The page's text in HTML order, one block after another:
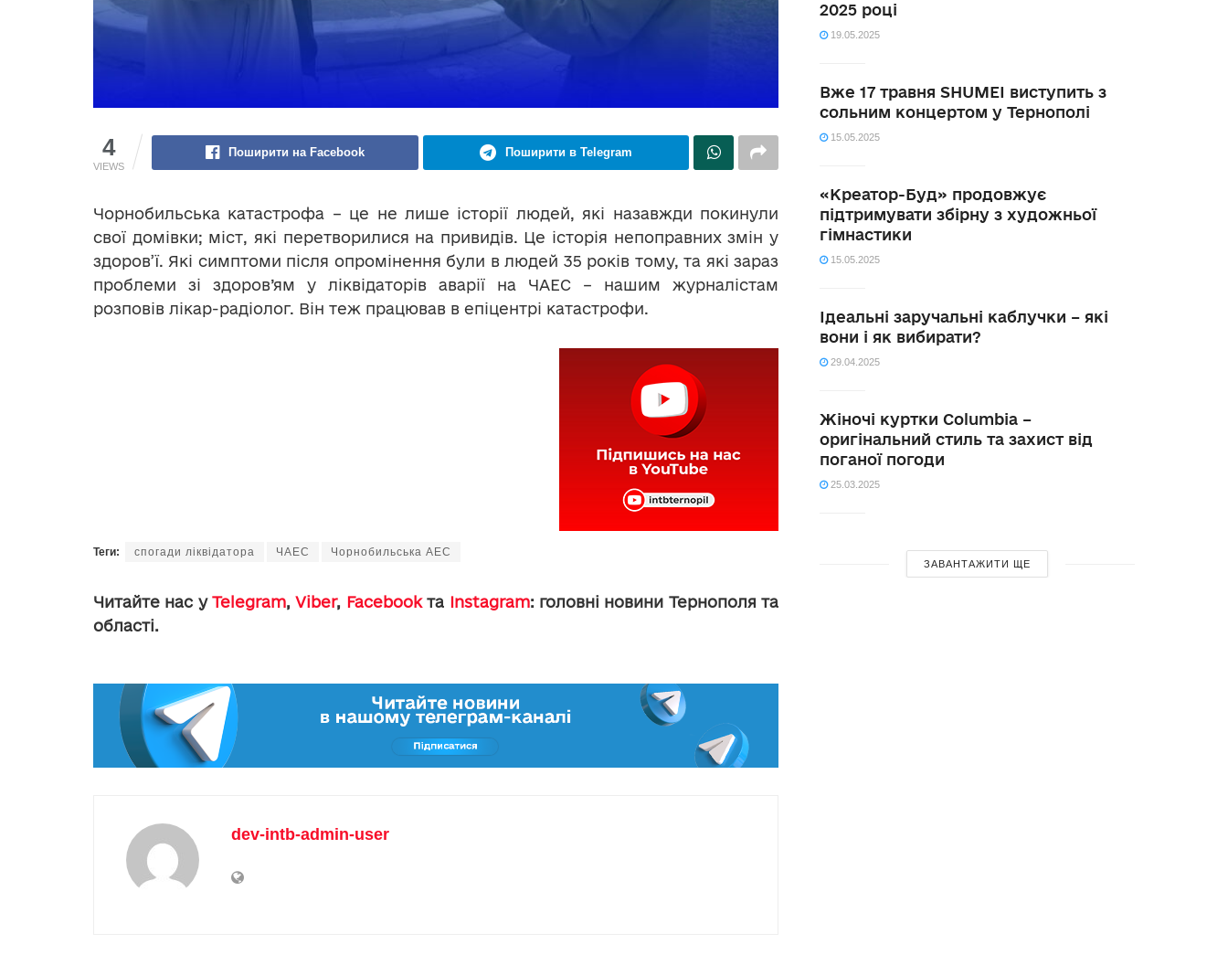
4
VIEWS
Поширити на Facebook Поширити в Telegram
Чорнобильська катастрофа – це не лише історії людей, які назавжди покинули
свої домівки; міст, які перетворилися на привидів. Це історія непоправних змін у
здоров’ї. Які симптоми після опромінення були в людей 35 років тому, та які зараз
проблеми зі здоров’ям у ліквідаторів аварії на ЧАЕС – нашим журналістам
розповів лікар-радіолог. Він теж працював в епіцентрі катастрофи.
Теги: спогади ліквідатора ЧАЕС Чорнобильська АЕС
Читайте нас уTelegram,Viber, Facebookта Instagram: головні новини Тернополя та
області.
dev-intb-admin-user
2025 році
19.05.2025
Вже 17 травня SHUMEI виступить з
сольним концертом у Тернополі
15.05.2025
«Креатор-Буд» продовжує
підтримувати збірну з художньої
гімнастики
15.05.2025
Ідеальні заручальні каблучки – які
вони і як вибирати?
29.04.2025
Жіночі куртки Columbia –
оригінальний стиль та захист від
поганої погоди
25.03.2025
ЗАВАНТАЖИТИ ЩЕ